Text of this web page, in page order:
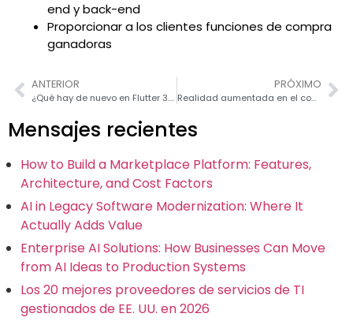
end y back-end
Proporcionar a los clientes funciones de compra
ganadoras
ANTERIOR
¿Qué hay de nuevo en Flutter 3.3?: Últimas actualizaciones y características
PRÓXIMO
Realidad aumentada en el comercio minorista: beneficios comerciales y casos de uso
Mensajes recientes
How to Build a Marketplace Platform: Features,
Architecture, and Cost Factors
AI in Legacy Software Modernization: Where It
Actually Adds Value
Enterprise AI Solutions: How Businesses Can Move
from AI Ideas to Production Systems
Los 20 mejores proveedores de servicios de TI
gestionados de EE. UU. en 2026